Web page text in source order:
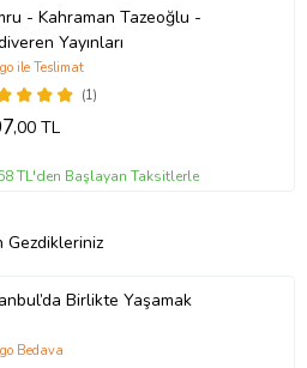
- Kahraman Tazeoğlu -
Yayınları
(1)
ile Teslimat
,00 TL
TL'den Başlayan Taksitlerle
Gezdikleriniz
Birlikte Yaşamak
Bedava